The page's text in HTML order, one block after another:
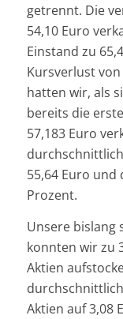
getrennt. Die
54,10 Euro
Einstand zu
Kursverlust
hatten wir, als
bereits die
57,183 Euro
55,64 Euro
Prozent.
Unsere bislang
konnten wir zu
Aktien
Aktien auf 3,08